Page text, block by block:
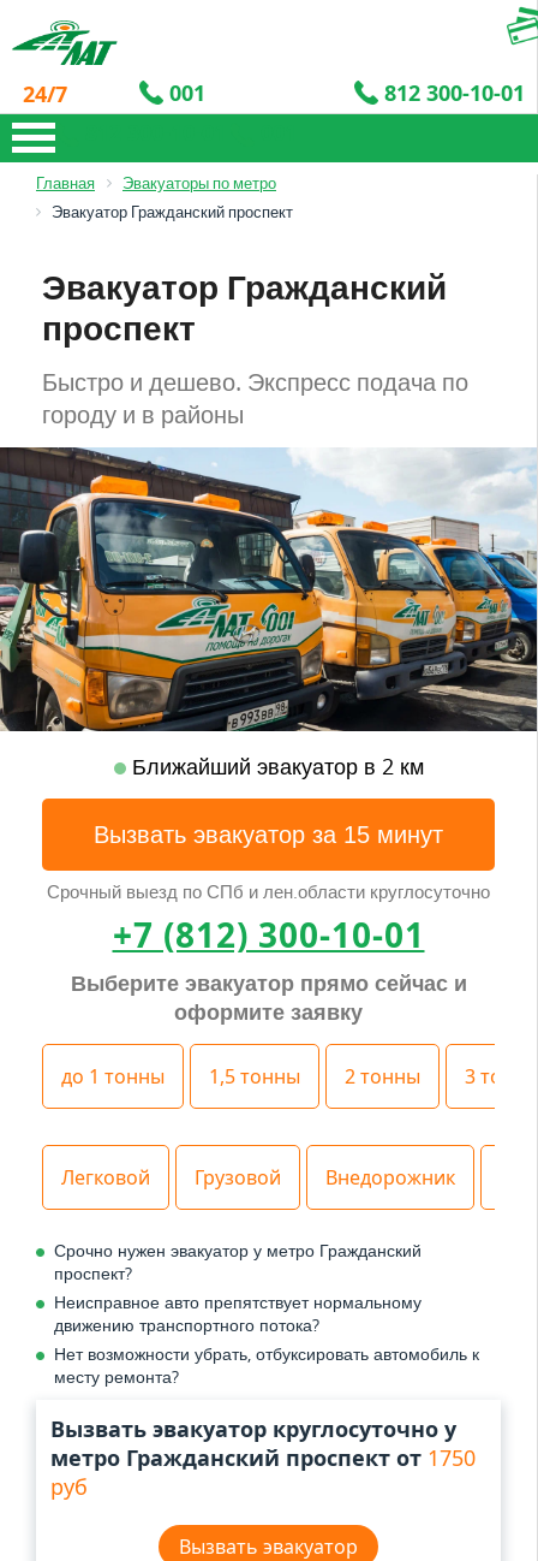
24/7 001
812 300-10-01
Главная
Эвакуаторы по метро
Эвакуатор Гражданский проспект
Эвакуатор Гражданский
проспект
Быстро и дешево. Экспресс подача по
городу и в районы
Ближайший эвакуатор в 2 км
Вызвать эвакуатор за 15 минут
Срочный выезд по СПб и лен.области круглосуточно
+7 (812) 300-10-01
Выберите эвакуатор прямо сейчас и
оформите заявку
до 1 тонны 1,5 тонны 2 тонны 3
Легковой Грузовой Внедорожник
Срочно нужен эвакуатор у метро Гражданский
проспект?
Неисправное авто препятствует нормальному
движению транспортного потока?
Нет возможности убрать, отбуксировать автомобиль к
месту ремонта?
Вызвать эвакуатор круглосуточно у
метро Гражданский проспект от 1750
руб
Вызвать эвакуатор